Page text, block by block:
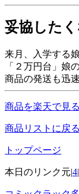
妥協した
来月、入学する
「２万円台」娘
商品の発送も迅
商品を楽天で見る
商品リストに戻る
トップページ
本日のリンク元|4|